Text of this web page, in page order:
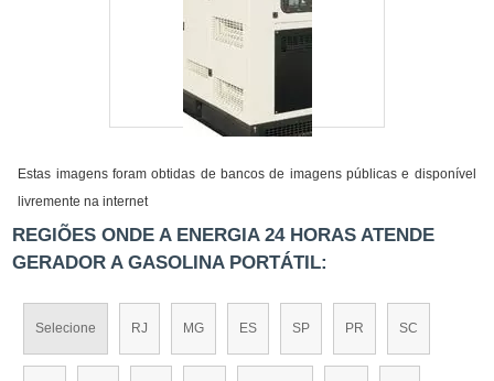
Estas imagens foram obtidas de bancos de imagens públicas e disponível
livremente na internet
REGIÕES ONDE A ENERGIA 24 HORAS ATENDE
GERADOR A GASOLINA PORTÁTIL:
Selecione RJ MG ES SP PR SC